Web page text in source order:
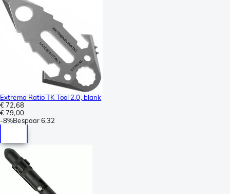
Extrema Ratio TK Tool 2.0, blank
€ 72,68
€ 79,00
-8%Bespaar6,32